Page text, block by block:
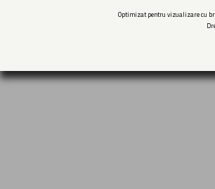
Optimizat pentru vizualizare cu